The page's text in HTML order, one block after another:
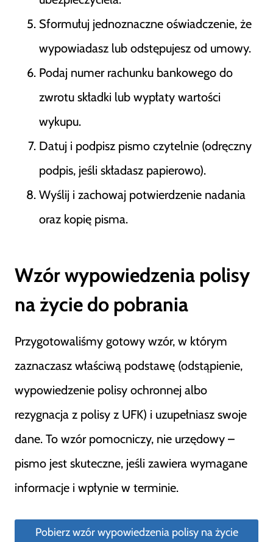
Sformułuj jednoznaczne oświadczenie, że
wypowiadasz lub odstępujesz od umowy.
Podaj numer rachunku bankowego do
zwrotu składki lub wypłaty wartości
wykupu.
Datuj i podpisz pismo czytelnie (odręczny
podpis, jeśli składasz papierowo).
Wyślij i zachowaj potwierdzenie nadania
oraz kopię pisma.
Wzór wypowiedzenia polisy
na życie do pobrania
Przygotowaliśmy gotowy wzór, w którym
zaznaczasz właściwą podstawę (odstąpienie,
wypowiedzenie polisy ochronnej albo
rezygnacja z polisy z UFK) i uzupełniasz swoje
dane. To wzór pomocniczy, nie urzędowy –
pismo jest skuteczne, jeśli zawiera wymagane
informacje i wpłynie w terminie.
Pobierz wzór wypowiedzenia polisy na życie